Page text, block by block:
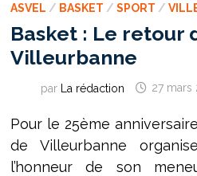
ASVEL / BASKET / SPORT /
Basket : Le retour
Villeurbanne
par La rédaction 27 mars
Pour le 25ème
de Villeurbanne
l’honneur de son